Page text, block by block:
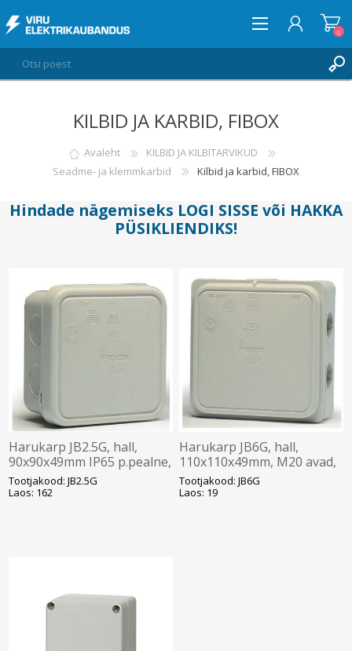
LOGI SISSE
SOOVIKORV 0
0
KILBID JA KARBID, FIBOX
Avaleht
KILBID JA KILBITARVIKUD
Seadme- ja klemmkarbid
Kilbid ja karbid, FIBOX
Hindade nägemiseks LOGI SISSE või HAKKA
PÜSIKLIENDIKS!
Harukarp JB2.5G, hall,
90x90x49mm IP65 p.pealne,
FIBOX
Tootjakood: JB2.5G
Laos: 162
Harukarp JB6G, hall,
110x110x49mm, M20 avad,
IP65 p.pealne, FIBOX
Tootjakood: JB6G
Laos: 19